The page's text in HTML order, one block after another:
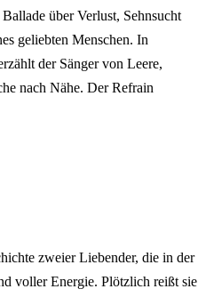
über Verlust, Sehnsucht
geliebten Menschen. In
der Sänger von Leere,
nach Nähe. Der Refrain
zweier Liebender, die in der
voller Energie. Plötzlich reißt sie